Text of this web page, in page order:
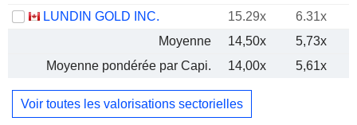
LUNDIN GOLD INC.
15.29x
6.31x
Moyenne
14,50x
5,73x
Moyenne pondérée par Capi.
14,00x 5,61x
Voir toutes les valorisations sectorielles